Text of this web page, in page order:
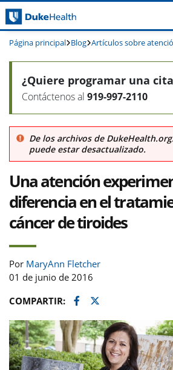
Saltar navegación
Página principal Blog Artículos sobre
De los archivos de
puede estar desactualizado.
Una atención
diferencia en el
cáncer de tiroides
Por MaryAnn Fletcher
01 de junio de 2016
COMPARTIR:
Facebook
Twitter
¿Quiere programar una
Contáctenos al 919-997-2110